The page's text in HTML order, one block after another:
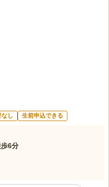
し 生前申込できる
6分